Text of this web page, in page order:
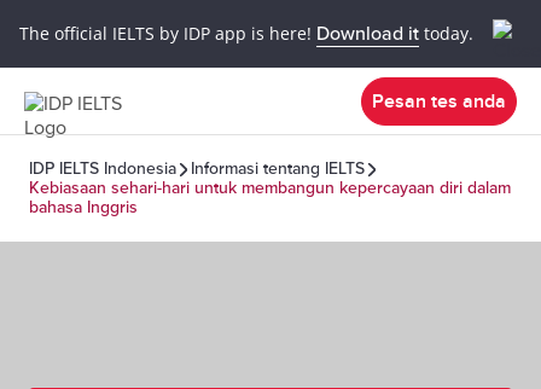
The official IELTS by IDP app is here! Download it today.
Pesan tes anda
IDP IELTS Indonesia
Informasi tentang IELTS
Kebiasaan sehari-hari untuk membangun kepercayaan diri dalam
bahasa Inggris